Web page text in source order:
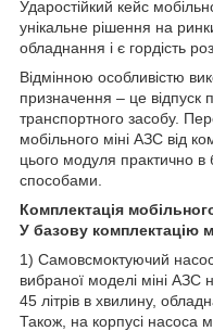
Ударостійкий кейс
унікальне рішення на
обладнання і є гордість
Відмінною особливістю
призначення – це відпуск
транспортного засобу.
мобільного міні АЗС від
цього модуля практично в
способами.
Комплектація
У базову комплектацію
1) Самовсмоктуючий
вибраної моделі міні АЗС
45 літрів в хвилину,
Також, на корпусі насоса